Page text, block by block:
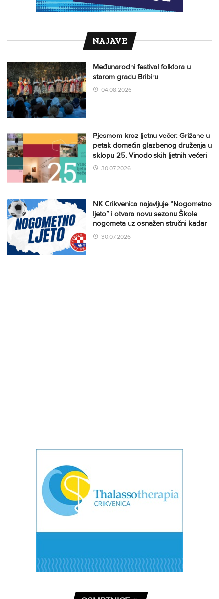
NAJAVE
Međunarodni festival folklora u
starom gradu Bribiru
04.08.2026
Pjesmom kroz ljetnu večer: Grižane u
petak domaćin glazbenog druženja u
sklopu 25. Vinodolskih ljetnih večeri
30.07.2026
NK Crikvenica najavljuje “Nogometno
ljeto” i otvara novu sezonu Škole
nogometa uz osnažen stručni kadar
30.07.2026